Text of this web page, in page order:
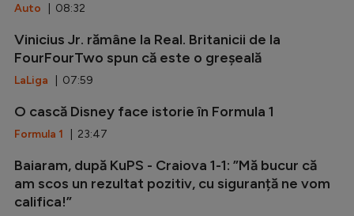
Auto | 08:32
Vinicius Jr. rămâne la Real. Britanicii de la
FourFourTwo spun că este o greșeală
LaLiga | 07:59
O cască Disney face istorie în Formula 1
Formula 1 | 23:47
Baiaram, după KuPS - Craiova 1-1: ”Mă bucur că
am scos un rezultat pozitiv, cu siguranță ne vom
califica!”